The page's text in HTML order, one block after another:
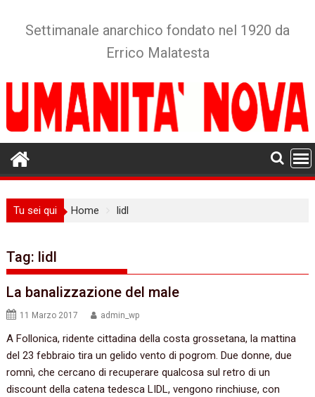
Settimanale anarchico fondato nel 1920 da
Errico Malatesta
Tu sei qui Home lidl
Tag: lidl
La banalizzazione del male
11 Marzo 2017 admin_wp
A Follonica, ridente cittadina della costa grossetana, la mattina
del 23 febbraio tira un gelido vento di pogrom. Due donne, due
romnì, che cercano di recuperare qualcosa sul retro di un
discount della catena tedesca LIDL, vengono rinchiuse, con